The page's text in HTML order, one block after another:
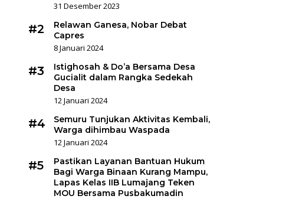
31 Desember 2023
#2
Relawan Ganesa, Nobar Debat
Capres
8 Januari 2024
#3
Istighosah & Do’a Bersama Desa
Gucialit dalam Rangka Sedekah
Desa
12 Januari 2024
#4
Semuru Tunjukan Aktivitas Kembali,
Warga dihimbau Waspada
12 Januari 2024
#5
Pastikan Layanan Bantuan Hukum
Bagi Warga Binaan Kurang Mampu,
Lapas Kelas IIB Lumajang Teken
MOU Bersama Pusbakumadin